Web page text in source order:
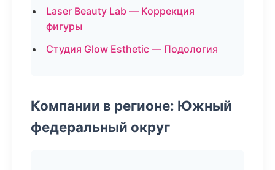
Laser Beauty Lab — Коррекция
фигуры
Студия Glow Esthetic — Подология
Компании в регионе: Южный
федеральный округ